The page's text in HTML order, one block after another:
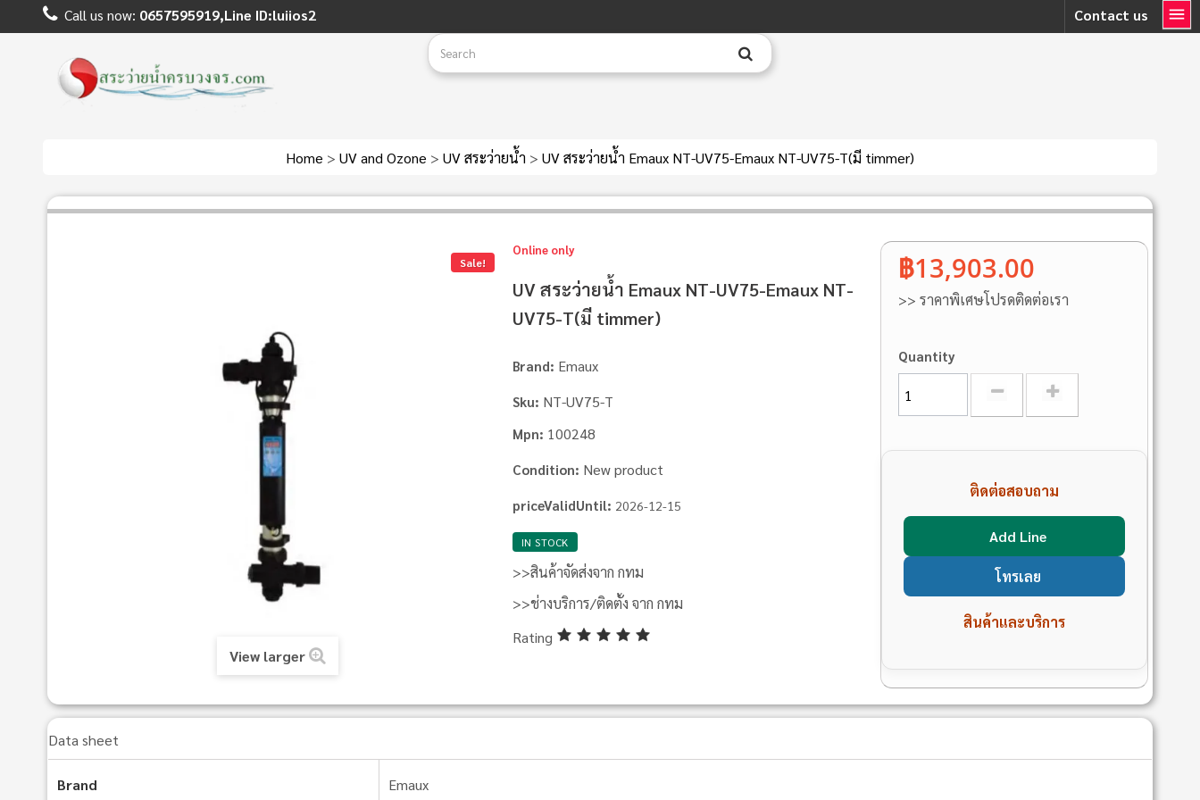
Contact us
Call us now: 0657595919,Line ID:luiios2
Home > UV and Ozone > UV สระว่ายน้ำ > UV สระว่ายน้ำ Emaux NT-UV75-Emaux NT-UV75-T(มี timmer)
Sale!
View larger
Online only
UV สระว่ายน้ำ Emaux NT-UV75-Emaux NT-
UV75-T(มี timmer)
Brand: Emaux
Sku: NT-UV75-T
Mpn: 100248
Condition: New product
priceValidUntil: 2026-12-15
IN STOCK
>>สินค้าจัดส่งจาก กทม
>>ช่างบริการ/ติดตั้ง จาก กทม
Rating
฿13,903.00
>> ราคาพิเศษโปรดติดต่อเรา
Quantity
ติดต่อสอบถาม
Add Line
โทรเลย
สินค้าและบริการ
Data sheet
Brand Emaux